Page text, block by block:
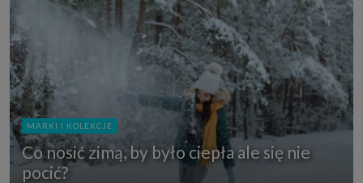
MARKI I KOLEKCJE
Co nosić zimą, by było ciepła ale się nie
pocić?